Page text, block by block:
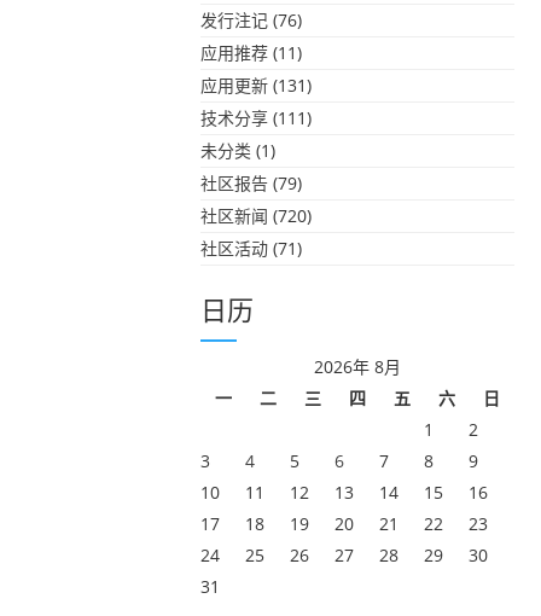
发行注记 (76)
应用推荐 (11)
应用更新 (131)
技术分享 (111)
未分类 (1)
社区报告 (79)
社区新闻 (720)
社区活动 (71)
日历
2026年 8月
一
二 三 四 五 六
日
1
2
3
4 5 6 7 8
9
10
11 12 13 14 15
16
17
18 19 20 21 22
23
24
25 26 27 28 29
30
31